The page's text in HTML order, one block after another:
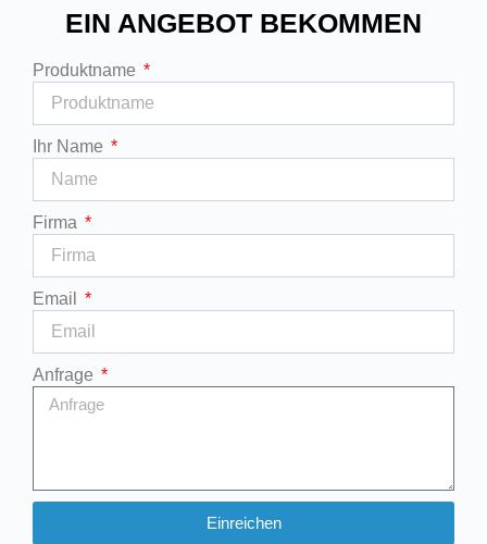
EIN ANGEBOT BEKOMMEN
Produktname
Ihr Name
Firma
Email
Anfrage
Einreichen